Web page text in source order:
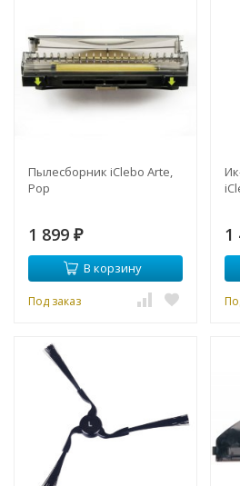
Пылесборник iClebo Arte,
Pop
1 899 ₽
В корзину
Под заказ
1